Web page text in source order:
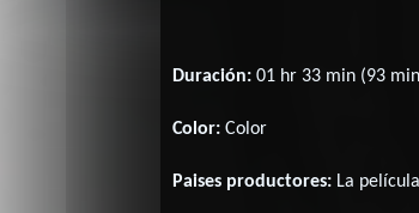
Duración: 01 hr 33 min (93
Color: Color
Paises productores: La